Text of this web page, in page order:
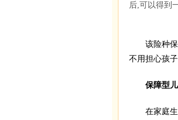
后,可以得到
该险种保
不用担心孩
保障型儿
在家庭生